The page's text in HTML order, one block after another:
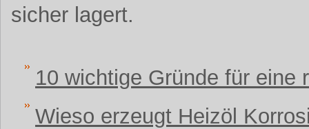
sicher lagert.
10 wichtige Gründe für eine
Wieso erzeugt Heizöl